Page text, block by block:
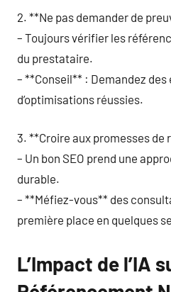
2. **Ne pas demander de
– Toujours vérifier les
du prestataire.
– **Conseil** : Demandez
d’optimisations réussies.
3. **Croire aux promesses
– Un bon SEO prend une
durable.
– **Méfiez-vous** des
première place en quelques
L’Impact de l’IA